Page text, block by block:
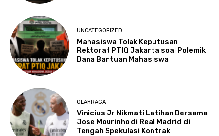
UNCATEGORIZED
Mahasiswa Tolak Keputusan
Rektorat PTIQ Jakarta soal Polemik
Dana Bantuan Mahasiswa
OLAHRAGA
Vinicius Jr Nikmati Latihan Bersama
Jose Mourinho di Real Madrid di
Tengah Spekulasi Kontrak